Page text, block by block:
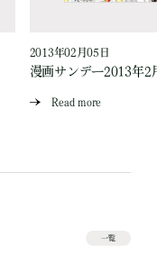
2013年02月05日
漫画サンデー2013年2
Read more
一覧